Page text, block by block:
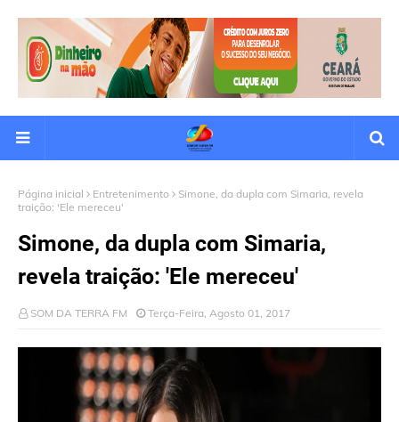
Página inicial Entretenimento
Simone, da dupla com Simaria, revela
traição: 'Ele mereceu'
Simone, da dupla com Simaria,
revela traição: 'Ele mereceu'
SOM DA TERRA FM Terça-Feira, Agosto 01, 2017